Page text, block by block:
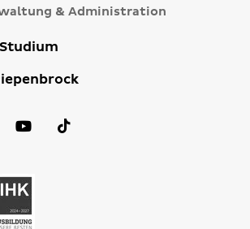
& Administration
YouTube